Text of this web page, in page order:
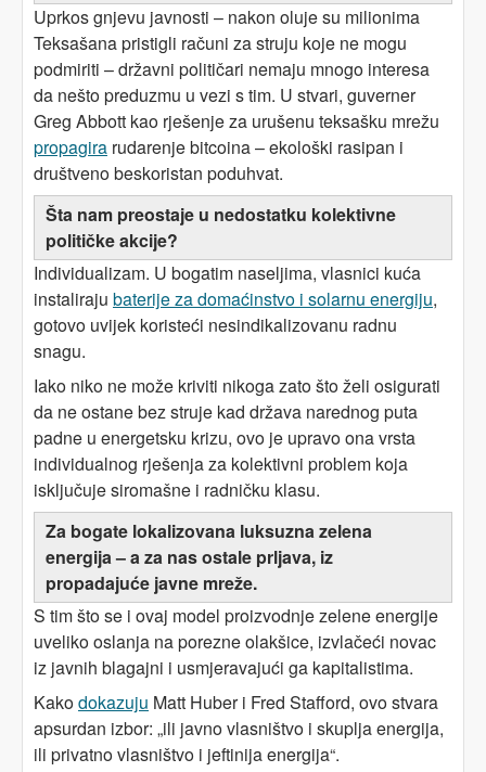
Uprkos gnjevu javnosti – nakon oluje su milionima
Teksašana pristigli računi za struju koje ne mogu
podmiriti – državni političari nemaju mnogo interesa
da nešto preduzmu u vezi s tim. U stvari, guverner
Greg Abbott kao rješenje za urušenu teksašku mrežu
propagira rudarenje bitcoina – ekološki rasipan i
društveno beskoristan poduhvat.
Šta nam preostaje u nedostatku kolektivne
političke akcije?
Individualizam. U bogatim naseljima, vlasnici kuća
instaliraju baterije za domaćinstvo i solarnu energiju,
gotovo uvijek koristeći nesindikalizovanu radnu
snagu.
Iako niko ne može kriviti nikoga zato što želi osigurati
da ne ostane bez struje kad država narednog puta
padne u energetsku krizu, ovo je upravo ona vrsta
individualnog rješenja za kolektivni problem koja
isključuje siromašne i radničku klasu.
Za bogate lokalizovana luksuzna zelena
energija – a za nas ostale prljava, iz
propadajuće javne mreže.
S tim što se i ovaj model proizvodnje zelene energije
uveliko oslanja na porezne olakšice, izvlačeći novac
iz javnih blagajni i usmjeravajući ga kapitalistima.
Kakodokazuju Matt Huber i Fred Stafford, ovo stvara
apsurdan izbor: „ili javno vlasništvo i skuplja energija,
ili privatno vlasništvo i jeftinija energija“.